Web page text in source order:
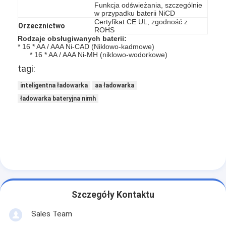
Funkcja odświeżania, szczególnie
w przypadku baterii NiCD
Orzecznictwo
Certyfikat CE UL, zgodność z
ROHS
Rodzaje obsługiwanych baterii:
* 16 * AA / AAA Ni-CAD (Niklowo-kadmowe)
* 16 * AA / AAA Ni-MH (niklowo-wodorkowe)
tagi:
inteligentna ładowarka
aa ładowarka
ładowarka bateryjna nimh
Szczegóły Kontaktu
Sales Team